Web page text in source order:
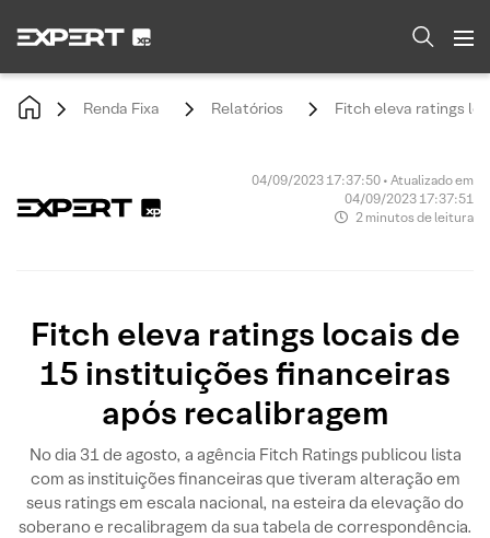
Renda Fixa Relatórios Fitch eleva ratings
04/09/2023 17:37:50 • Atualizado em
04/09/2023 17:37:51
2 minutos de leitura
Fitch eleva ratings locais de
15 instituições financeiras
após recalibragem
No dia 31 de agosto, a agência Fitch Ratings publicou lista
com as instituições financeiras que tiveram alteração em
seus ratings em escala nacional, na esteira da elevação do
soberano e recalibragem da sua tabela de correspondência.